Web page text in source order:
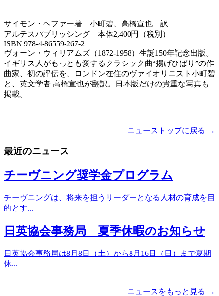
サイモン・ヘファー著 小町碧、高橋宣也 訳
アルテスパブリッシング 本体2,400円（税別）
ISBN 978-4-86559-267-2
ヴォーン・ウィリアムズ（1872-1958）生誕150年記念出版。
イギリス人がもっとも愛するクラシック曲“揚げひばり”の作
曲家、初の評伝を、ロンドン在住のヴァイオリニスト小町碧
と、英文学者 高橋宣也が翻訳。日本版だけの貴重な写真も
掲載。
ニューストップに戻る →
最近のニュース
チーヴニング奨学金プログラム
チーヴニングは、将来を担うリーダーとなる人材の育成を目
的とす...
日英協会事務局 夏季休暇のお知らせ
日英協会事務局は8月8日（土）から8月16日（日）まで夏期
休...
ニュースをもっと見る →